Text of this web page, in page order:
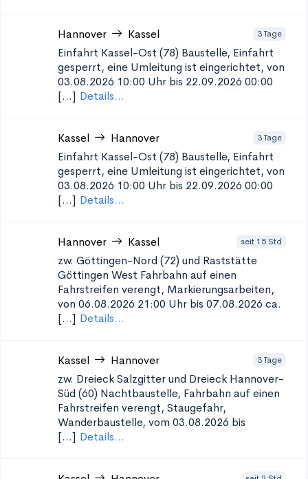
Hannover Kassel 3 Tage
Einfahrt Kassel-Ost (78) Baustelle, Einfahrt
gesperrt, eine Umleitung ist eingerichtet, von
03.08.2026 10:00 Uhr bis 22.09.2026 00:00
[...] Details...
Kassel Hannover 3 Tage
Einfahrt Kassel-Ost (78) Baustelle, Einfahrt
gesperrt, eine Umleitung ist eingerichtet, von
03.08.2026 10:00 Uhr bis 22.09.2026 00:00
[...] Details...
Hannover Kassel seit 15 Std
zw. Göttingen-Nord (72) und Raststätte
Göttingen West Fahrbahn auf einen
Fahrstreifen verengt, Markierungsarbeiten,
von 06.08.2026 21:00 Uhr bis 07.08.2026 ca.
[...] Details...
Kassel Hannover 3 Tage
zw. Dreieck Salzgitter und Dreieck Hannover-
Süd (60) Nachtbaustelle, Fahrbahn auf einen
Fahrstreifen verengt, Staugefahr,
Wanderbaustelle, vom 03.08.2026 bis
[...] Details...